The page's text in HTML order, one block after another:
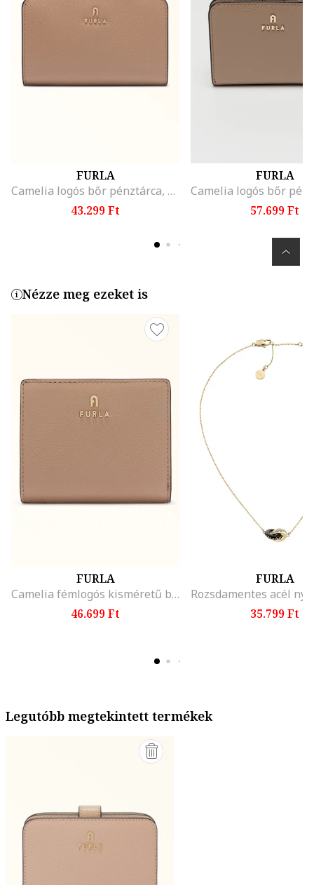
FURLA
Camelia logós bőr pénztárca, Tevebarna
43.299 Ft
FURLA
57.699 Ft
Nézze meg ezeket is
FURLA
Camelia fémlogós kisméretű bőr pénztárca, Homokbarna
46.699 Ft
FURLA
35.799 Ft
Legutóbb megtekintett termékek